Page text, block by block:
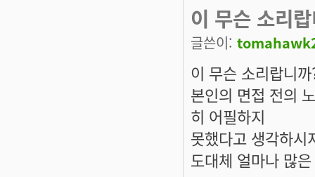
이 무슨 소리
글쓴이:
이 무슨 소리랍니
본인의 면접 전의
히 어필하지
못했다고 생각하시
도대체 얼마나 많